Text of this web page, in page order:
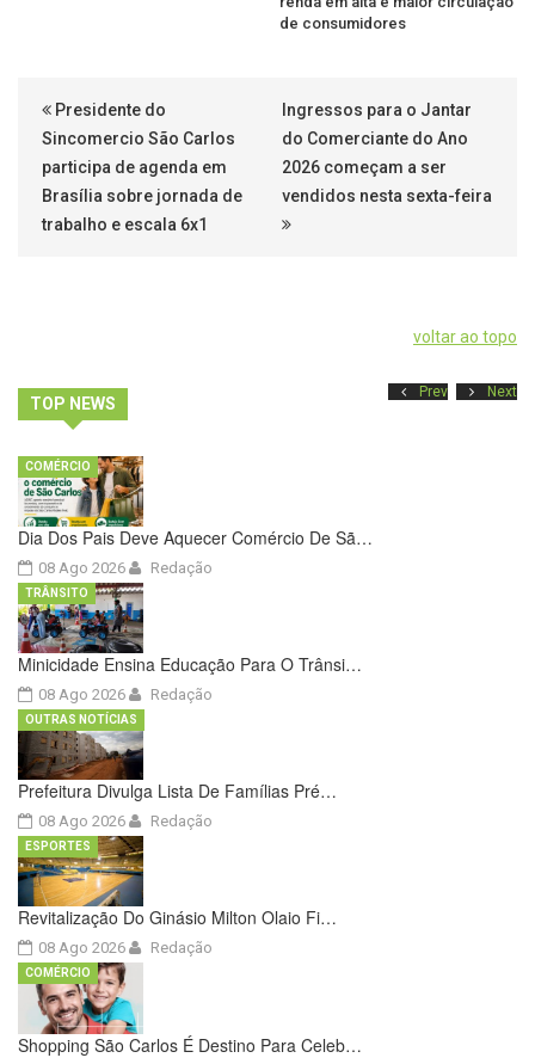
de consumidores
Presidente do
Sincomercio São Carlos
participa de agenda em
Brasília sobre jornada de
trabalho e escala 6x1
Ingressos para o Jantar
do Comerciante do Ano
2026 começam a ser
vendidos nesta sexta-feira
voltar ao topo
TOP NEWS
Prev Next
Dia Dos Pais Deve Aquecer Comércio De Sã…
08 Ago 2026
COMÉRCIO
Redação
Minicidade Ensina Educação Para O Trânsi…
08 Ago 2026
TRÂNSITO
Redação
Prefeitura Divulga Lista De Famílias Pré…
08 Ago 2026
OUTRAS NOTÍCIAS
Redação
Revitalização Do Ginásio Milton Olaio Fi…
08 Ago 2026
ESPORTES
Redação
Shopping São Carlos É Destino Para Celeb…
COMÉRCIO